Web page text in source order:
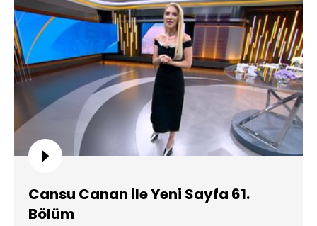
Cansu Canan ile Yeni Sayfa 61.
Bölüm